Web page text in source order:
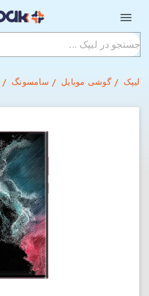
لیپک گوشی موبایل سامسونگ